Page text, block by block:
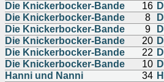
Die Knickerbocker-Bande
16
Die Knickerbocker-Bande
8
Die Knickerbocker-Bande
9
Die Knickerbocker-Bande
20
Die Knickerbocker-Bande
22
Die Knickerbocker-Bande
10
Hanni und Nanni
34